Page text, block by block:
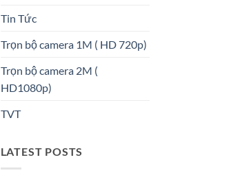
Tin Tức
Trọn bộ camera 1M ( HD 720p)
Trọn bộ camera 2M (
HD1080p)
TVT
LATEST POSTS